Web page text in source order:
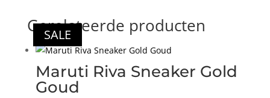
Gerelateerde producten
SALE
Maruti Riva Sneaker Gold
Goud
SALE
SALE
SALE